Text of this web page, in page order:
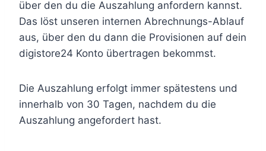
über den du die Auszahlung anfordern kannst.
Das löst unseren internen Abrechnungs-Ablauf
aus, über den du dann die Provisionen auf dein
digistore24 Konto übertragen bekommst.
Die Auszahlung erfolgt immer spätestens und
innerhalb von 30 Tagen, nachdem du die
Auszahlung angefordert hast.